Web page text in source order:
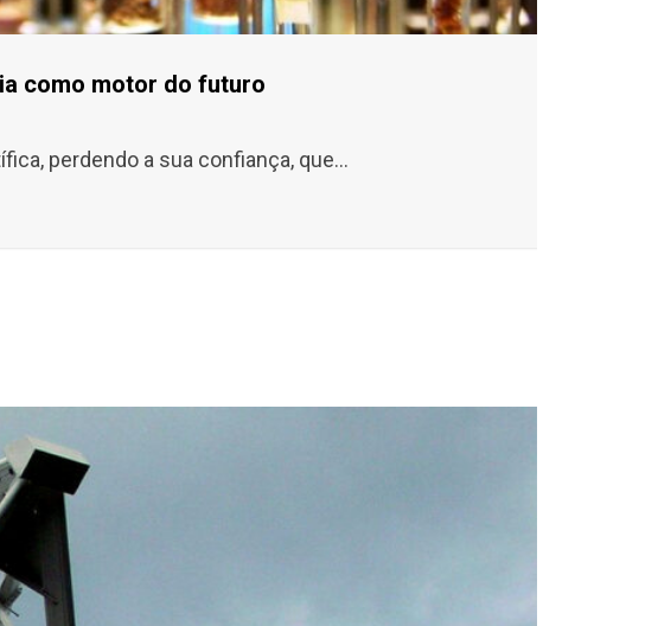
como motor do futuro
perdendo a sua confiança, que…